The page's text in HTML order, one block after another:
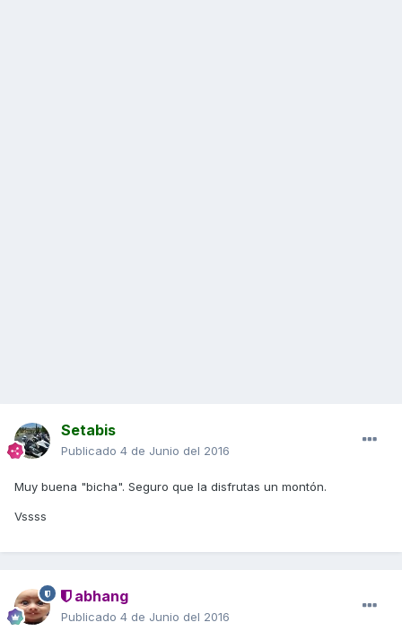
Setabis
Publicado 4 de Junio del 2016
Muy buena "bicha". Seguro que la disfrutas un montón.
Vssss
abhang
Publicado 4 de Junio del 2016